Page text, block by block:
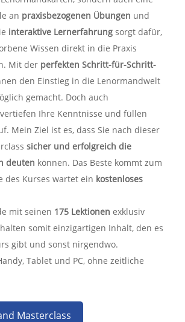
an praxisbezogenen Übungen und
interaktive Lernerfahrung sorgt dafür,
Wissen direkt in die Praxis
Mit der perfekten Schritt-für-Schritt-
den Einstieg in die Lenormandwelt
gemacht. Doch auch
Ihre Kenntnisse und füllen
Mein Ziel ist es, dass Sie nach dieser
sicher und erfolgreich die
deuten können. Das Beste kommt zum
des Kurses wartet ein kostenloses
mit seinen 175 Lektionen exklusiv
somit einzigartigen Inhalt, den es
gibt und sonst nirgendwo.
Tablet und PC, ohne zeitliche
Masterclass